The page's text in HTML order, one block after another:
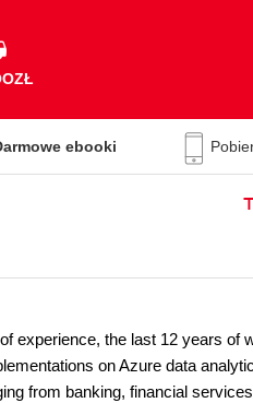
ebooki
experience, the last 12 years of
on Azure data
from banking, financial